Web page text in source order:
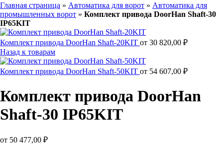
Главная страница » Автоматика для ворот » Автоматика для
промышленных ворот » Комплект привода DoorHan Shaft‑30
IP65KIT
Комплект привода DoorHan Shaft‑20KIT от 30 820,00 ₽
Назад к товарам
Комплект привода DoorHan Shaft-50KIT от 54 607,00 ₽
Комплект привода DoorHan
Shaft‑30 IP65KIT
от 50 477,00 ₽